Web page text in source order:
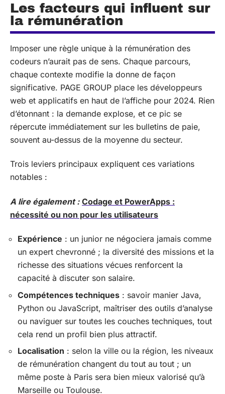
Les facteurs qui influent sur
la rémunération
Imposer une règle unique à la rémunération des
codeurs n’aurait pas de sens. Chaque parcours,
chaque contexte modifie la donne de façon
significative. PAGE GROUP place les développeurs
web et applicatifs en haut de l’affiche pour 2024. Rien
d’étonnant : la demande explose, et ce pic se
répercute immédiatement sur les bulletins de paie,
souvent au-dessus de la moyenne du secteur.
Trois leviers principaux expliquent ces variations
notables :
A lire également : Codage et PowerApps :
nécessité ou non pour les utilisateurs
Expérience : un junior ne négociera jamais comme
un expert chevronné ; la diversité des missions et la
richesse des situations vécues renforcent la
capacité à discuter son salaire.
Compétences techniques : savoir manier Java,
Python ou JavaScript, maîtriser des outils d’analyse
ou naviguer sur toutes les couches techniques, tout
cela rend un profil bien plus attractif.
Localisation : selon la ville ou la région, les niveaux
de rémunération changent du tout au tout ; un
même poste à Paris sera bien mieux valorisé qu’à
Marseille ou Toulouse.